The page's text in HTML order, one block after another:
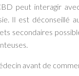
peut interagir
Il est déconseillé
secondaires
avant de